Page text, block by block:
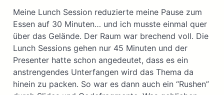
Meine Lunch Session reduzierte meine Pause zum
Essen auf 30 Minuten… und ich musste einmal quer
über das Gelände. Der Raum war brechend voll. Die
Lunch Sessions gehen nur 45 Minuten und der
Presenter hatte schon angedeutet, dass es ein
anstrengendes Unterfangen wird das Thema da
hinein zu packen. So war es dann auch ein “Rushen”